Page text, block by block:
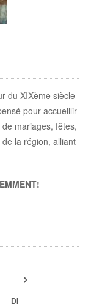
du XIXème siècle
pour accueillir
mariages, fêtes,
la région, alliant
›
DI